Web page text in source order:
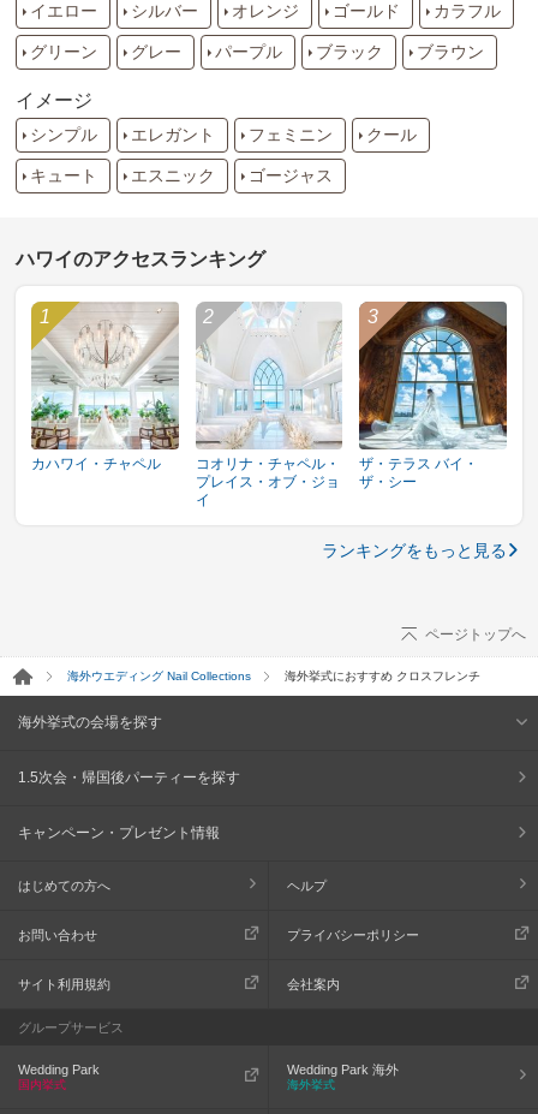
イエロー シルバー オレンジ ゴールド カラフル
グリーン グレー パープル ブラック ブラウン
イメージ
シンプル エレガント フェミニン クール
キュート エスニック ゴージャス
ハワイのアクセスランキング
カハワイ・チャペル
コオリナ・チャペル・
プレイス・オブ・ジョ
イ
ザ・テラス バイ・
ザ・シー
ランキングをもっと見る
ページトップへ
海外ウエディング Nail Collections 海外挙式におすすめ クロスフレンチ
海外挙式の会場を探す
1.5次会・帰国後パーティーを探す
キャンペーン・プレゼント情報
はじめての方へ ヘルプ
お問い合わせ プライバシーポリシー
サイト利用規約 会社案内
グループサービス
Wedding Park
国内挙式
Wedding Park 海外
海外挙式